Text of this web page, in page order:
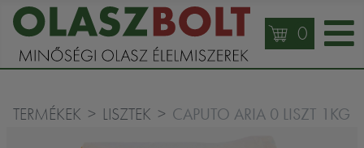
0
TERMÉKEK LISZTEK CAPUTO ARIA 0 LISZT 1KG